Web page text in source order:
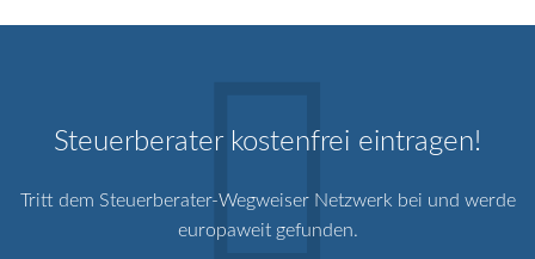
Steuerberater kostenfrei eintragen!
Tritt dem Steuerberater-Wegweiser Netzwerk bei und werde
europaweit gefunden.